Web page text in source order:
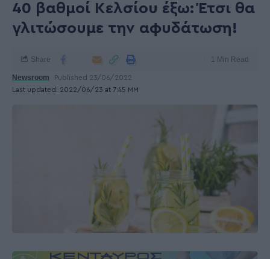
40 βαθμοί Κελσίου έξω: Έτσι θα
γλιτώσουμε την αφυδάτωση!
Last updated: 2022/06/23 at 7:45 ΜΜ
Newsroom Published 23/06/2022
Share 1 Min Read